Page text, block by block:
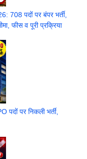
पदों पर बंपर भर्ती,
फीस व पूरी प्रक्रिया
पर निकली भर्ती,